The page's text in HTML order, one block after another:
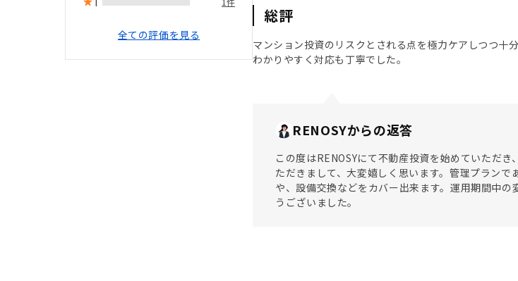
全ての評価を見る
総評
マンション投資のリスクとされる点を極力ケアしつつ
わかりやすく対応も丁寧でした。
RENOSYからの返答
この度はRENOSYにて不動産投資を始めていただ
ただきまして、大変嬉しく思います。管理プラン
や、設備交換などをカバー出来ます。運用期間中
うございました。